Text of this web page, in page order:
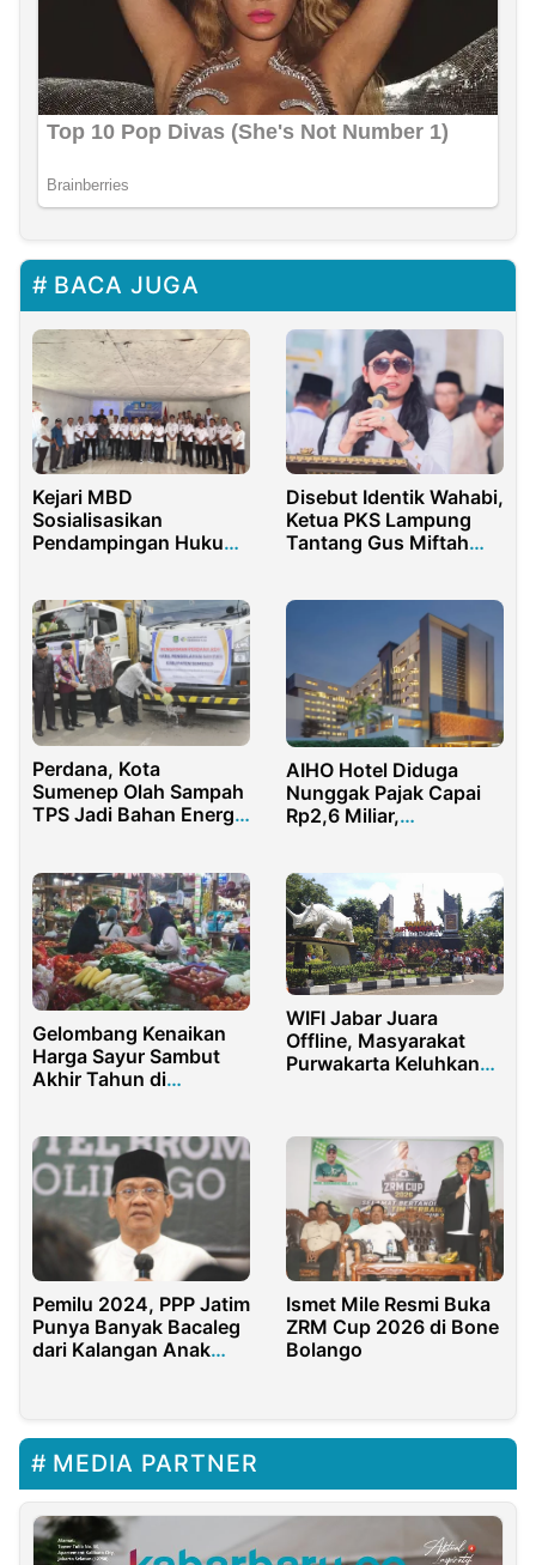
BACA JUGA
Kejari MBD
Sosialisasikan
Pendampingan Hukum
Kecamatan Moa
Disebut Identik Wahabi,
Ketua PKS Lampung
Tantang Gus Miftah
Perdana, Kota
Sumenep Olah Sampah
TPS Jadi Bahan Energi
AIHO Hotel Diduga
Nunggak Pajak Capai
Rp2,6 Miliar,
Gelombang Kenaikan
Harga Sayur Sambut
Akhir Tahun di
WIFI Jabar Juara
Offline, Masyarakat
Purwakarta Keluhkan
Pemilu 2024, PPP Jatim
Punya Banyak Bacaleg
dari Kalangan Anak
Ismet Mile Resmi Buka
ZRM Cup 2026 di Bone
Bolango
MEDIA PARTNER